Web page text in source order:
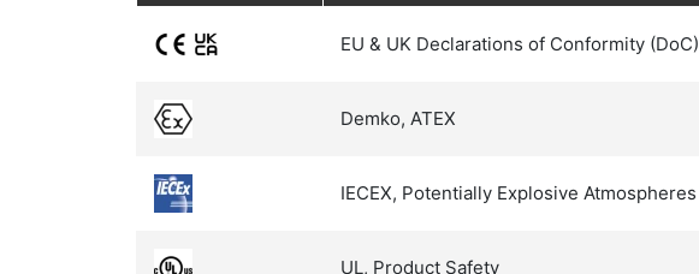
EU & UK Declarations of Conformity (DoC)
Demko, ATEX
IECEX, Potentially Explosive Atmospheres
UL, Product Safety